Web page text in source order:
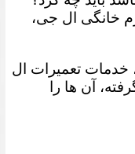
خانگی ال جی،
خدمات تعمیرات ال
آن ها را